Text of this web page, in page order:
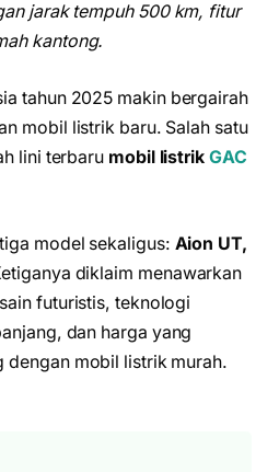
jarak tempuh 500 km, fitur
kantong.
tahun 2025 makin bergairah
mobil listrik baru. Salah satu
lini terbaru mobil listrik GAC
model sekaligus: Aion UT,
diklaim menawarkan
futuristis, teknologi
dan harga yang
dengan mobil listrik murah.